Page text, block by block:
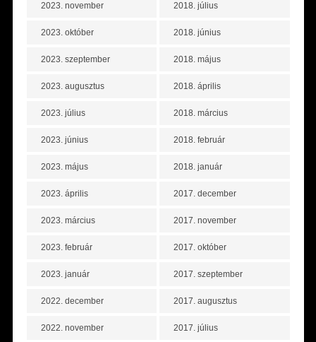
2023. november
2023. október
2023. szeptember
2023. augusztus
2023. július
2023. június
2023. május
2023. április
2023. március
2023. február
2023. január
2022. december
2022. november
2018. július
2018. június
2018. május
2018. április
2018. március
2018. február
2018. január
2017. december
2017. november
2017. október
2017. szeptember
2017. augusztus
2017. július